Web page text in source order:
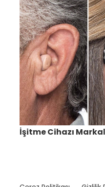
İşitme Cihazı